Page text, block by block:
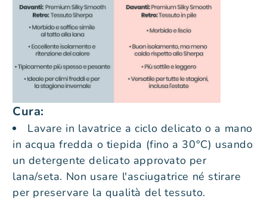
Cura:
Lavare in lavatrice a ciclo delicato o a mano
in acqua fredda o tiepida (fino a 30°C) usando
un detergente delicato approvato per
lana/seta. Non usare l'asciugatrice né stirare
per preservare la qualità del tessuto.